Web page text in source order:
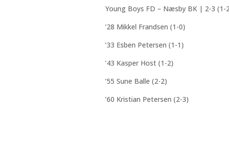
Young Boys FD – Næsby BK | 2-3 (1-
’28 Mikkel Frandsen (1-0)
’33 Esben Petersen (1-1)
’43 Kasper Host (1-2)
’55 Sune Balle (2-2)
’60 Kristian Petersen (2-3)